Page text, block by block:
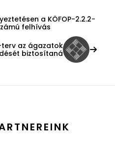
a KÖFOP-2.2.2-
felhívás
terv az ágazatok
biztosítaná